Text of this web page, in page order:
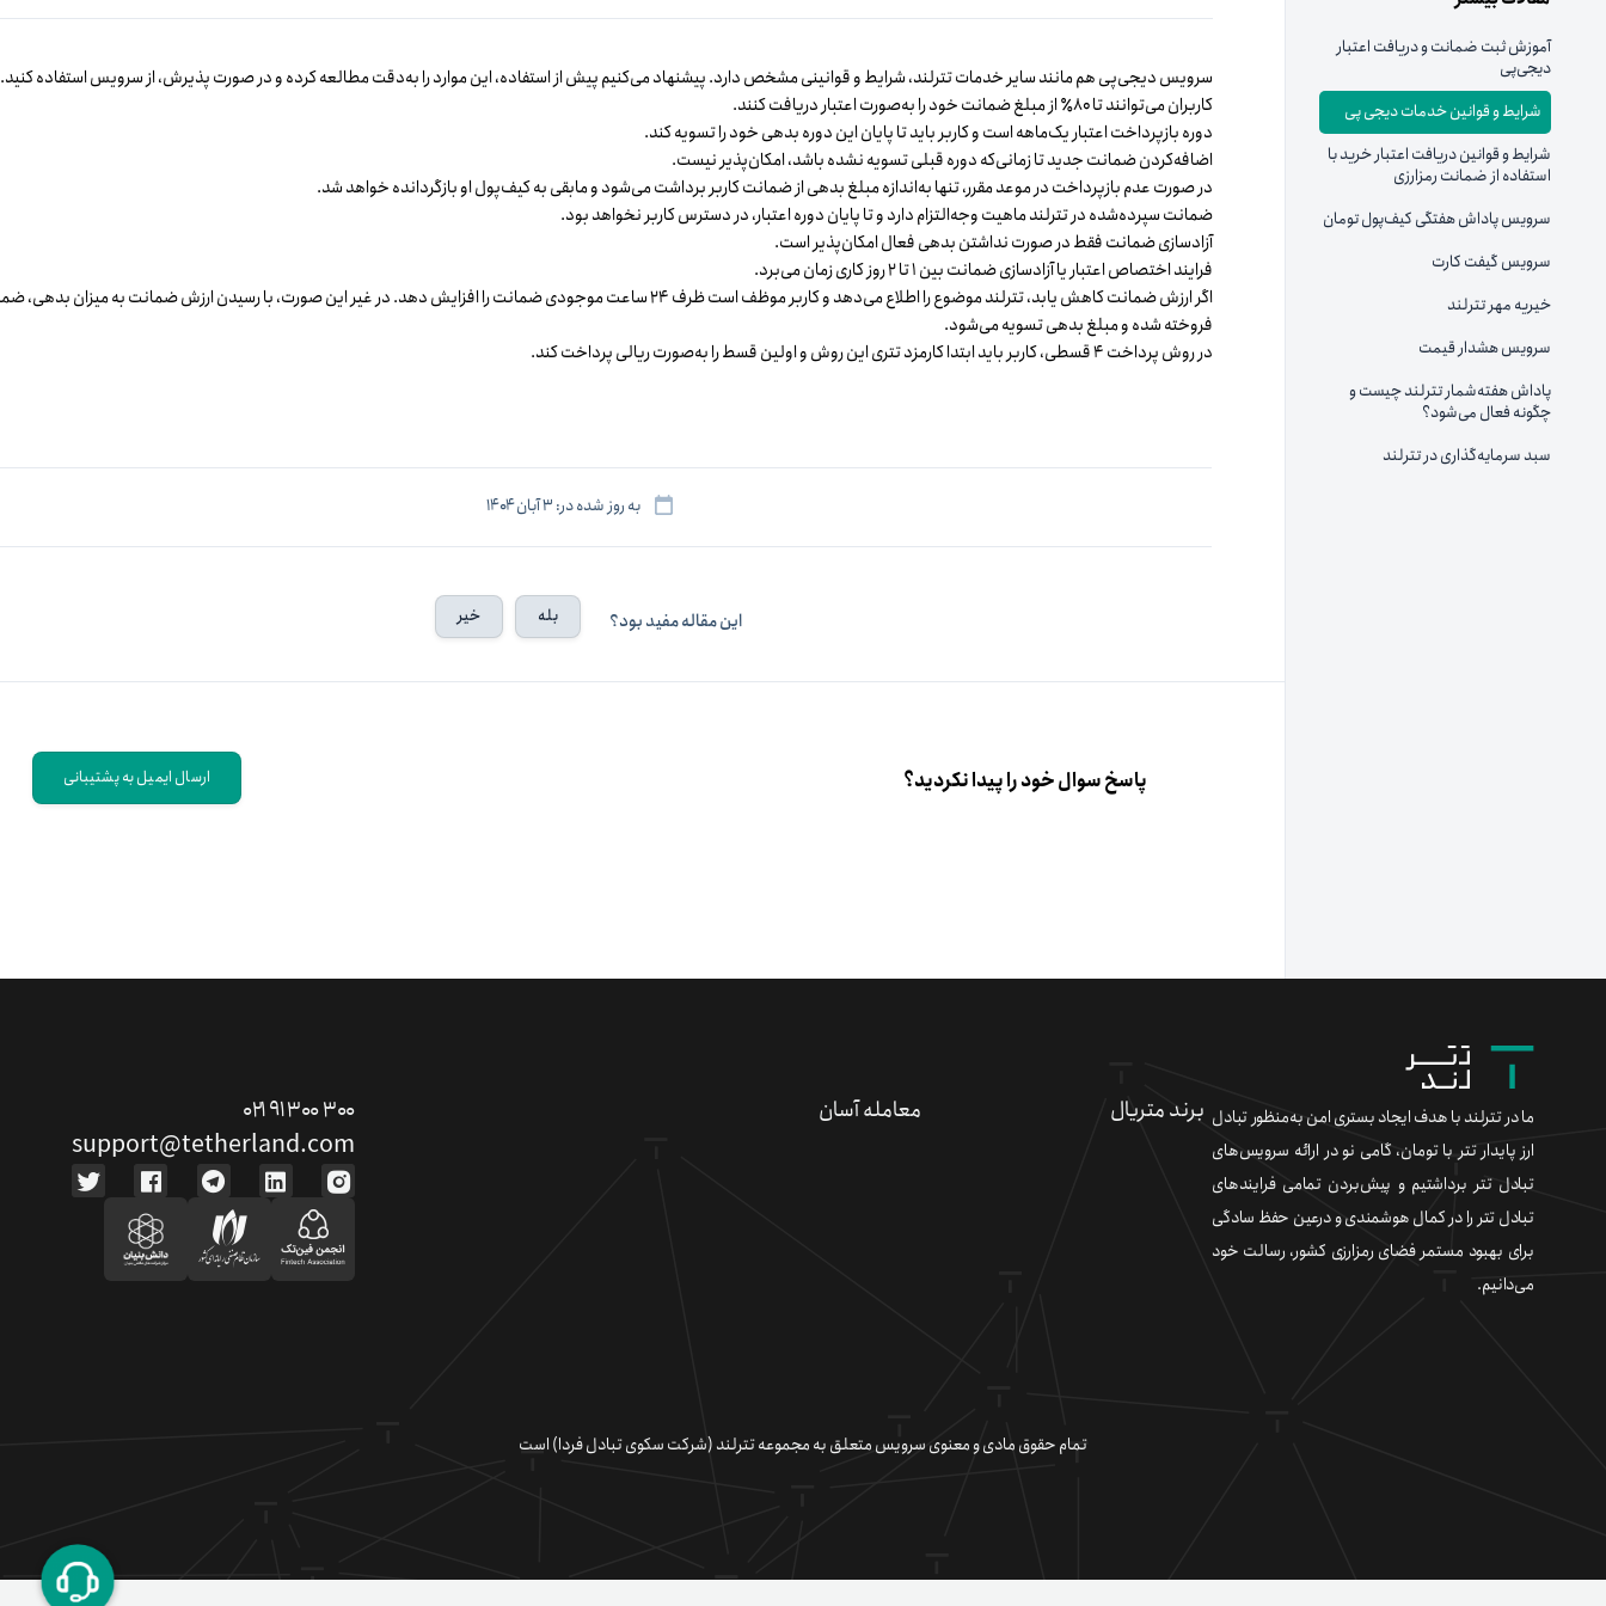
کسب درآمد میلیونی با دعوت دوستان
آموزش ثبت ضمانت و دریافت اعتبار
دیجی‌پی
شرایط و قوانین خدمات دیجی پی
شرایط و قوانین دریافت اعتبار خرید با
استفاده از ضمانت رمزارزی
سرویس پاداش هفتگی کیف‌پول تومان
سرویس گیفت کارت
خیریه مهر تترلند
سرویس هشدار قیمت
پاداش هفته‌شمار تترلند چیست و
چگونه فعال می‌شود؟
سبد سرمایه‌گذاری در تترلند
سرویس دیجی‌پی هم مانند سایر خدمات تترلند، شرایط و قوانینی مشخص دارد. پیشنهاد می‌کنیم پیش از استفاده، این موارد را به‌دقت مطالعه کرده و در صورت پذیرش، از سرویس استفاده کنید.
کاربران می‌توانند تا ۸۰٪ از مبلغ ضمانت خود را به‌صورت اعتبار دریافت کنند.
دوره بازپرداخت اعتبار یک‌ماهه است و کاربر باید تا پایان این دوره بدهی خود را تسویه کند.
اضافه‌کردن ضمانت جدید تا زمانی‌که دوره قبلی تسویه نشده باشد، امکان‌پذیر نیست.
در صورت عدم بازپرداخت در موعد مقرر، تنها به‌اندازه مبلغ بدهی از ضمانت کاربر برداشت می‌شود و مابقی به کیف‌پول او بازگردانده خواهد شد.
ضمانت سپرده‌شده در تترلند ماهیت وجه‌التزام دارد و تا پایان دوره اعتبار، در دسترس کاربر نخواهد بود.
آزادسازی ضمانت فقط در صورت نداشتن بدهی فعال امکان‌پذیر است.
فرایند اختصاص اعتبار یا آزادسازی ضمانت بین ۱ تا ۲ روز کاری زمان می‌برد.
اگر ارزش ضمانت کاهش یابد، تترلند موضوع را اطلاع می‌دهد و کاربر موظف است ظرف ۲۴ ساعت موجودی ضمانت را افزایش دهد. در غیر این صورت، با رسیدن ارزش ضمانت به میزان
فروخته شده و مبلغ بدهی تسویه می‌شود.
در روش پرداخت ۴ قسطی، کاربر باید ابتدا کارمزد تتری این روش و اولین قسط را به‌صورت ریالی پرداخت کند.
به روز شده در: ۳ آبان ۱۴۰۴
این مقاله مفید بود؟ بله خیر
پاسخ سوال خود را پیدا نکردید؟ ارسال ایمیل به پشتیبانی
ما در تترلند با هدف ایجاد بستری امن به‌منظور تبادل
ارز پایدار تتر با تومان، گامی نو در ارائه سرویس‌های
تبادل تتر برداشتیم و پیش‌بردن تمامی فرایندهای
تبادل تتر را در کمال هوشمندی و درعین حفظ سادگی
برای بهبود مستمر فضای رمزارزی کشور، رسالت خود
می‌دانیم.
برند متریال معامله آسان ۰۲۱ ۹۱ ۳۰۰ ۳۰۰
support@tetherland.com
تمام حقوق مادی و معنوی سرویس متعلق به مجموعه تترلند (شرکت سکوی تبادل فردا) است